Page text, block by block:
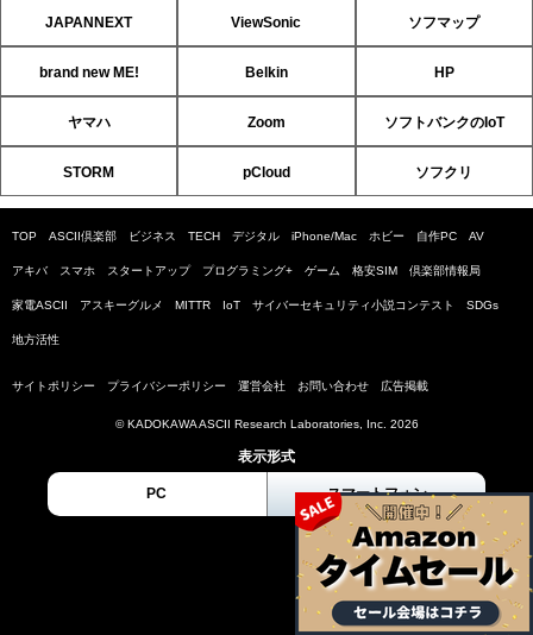
JAPANNEXT ViewSonic ソフマップ
brand new ME! Belkin HP
ヤマハ Zoom ソフトバンクのIoT
STORM pCloud ソフクリ
TOP ASCII倶楽部 ビジネス TECH デジタル iPhone/Mac ホビー 自作PC AV
アキバ スマホ スタートアップ プログラミング+ ゲーム 格安SIM 倶楽部情報局
家電ASCII アスキーグルメ MITTR IoT サイバーセキュリティ小説コンテスト SDGs
地方活性
サイトポリシー プライバシーポリシー 運営会社 お問い合わせ 広告掲載
© KADOKAWA ASCII Research Laboratories, Inc. 2026
表示形式
PC スマートフォン